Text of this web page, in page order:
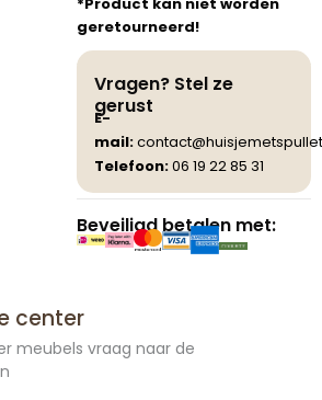
geretourneerd!
Vragen? Stel ze
gerust
E-
mail:
Telefoon:06 19 22 85 31
Beveiligd betalen met:
center
meubels vraag naar de